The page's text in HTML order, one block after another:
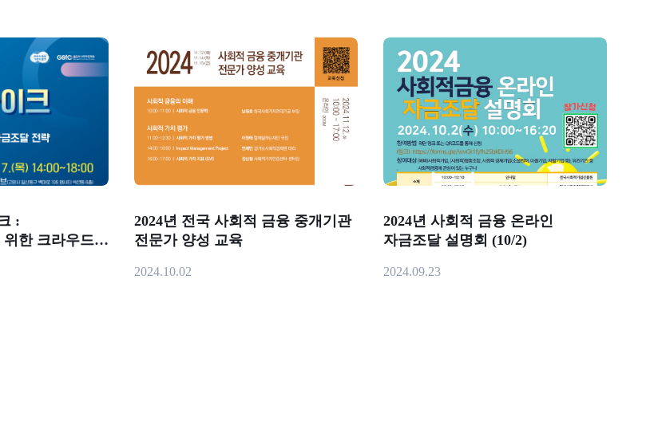
:
한 크라우드
2024년 전국 사회적 금융 중개기관
전문가 양성 교육
2024.10.02
2024년 사회적 금융 온라인
자금조달 설명회 (10/2)
2024.09.23